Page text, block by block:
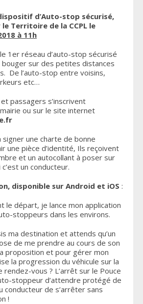
d’Auto-stop sécurisé,
le Territoire de la CCPL le
à 11h
1er réseau d’auto-stop sécurisé
sur des petites distances
De l’auto-stop entre voisins,
etc…
passagers s’inscrivent
ou sur le site internet
signer une charte de bonne
une pièce d’identité, Ils reçoivent
et un autocollant à poser sur
un conducteur.
disponible sur Android et iOS :
le départ, je lance mon application
stoppeurs dans les environs.
ma destination et attends qu’un
de me prendre au cours de son
proposition et pour gérer mon
la progression du véhicule sur la
rendez-vous ? L’arrêt sur le Pouce
stoppeur d’attendre protégé de
conducteur de s’arrêter sans
!